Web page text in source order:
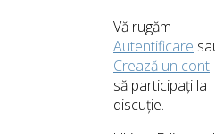
Vă rugăm
Autentificare
Crează un cont
să participaţi la
discuţie.